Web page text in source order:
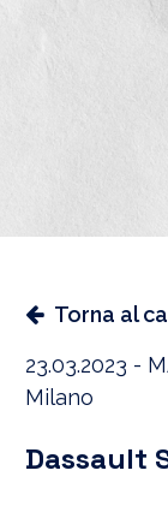
Torna al
23.03.2023 -
Milano
Dassault